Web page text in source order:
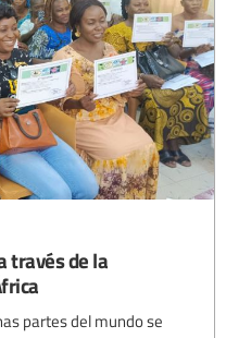
través de la
partes del mundo se